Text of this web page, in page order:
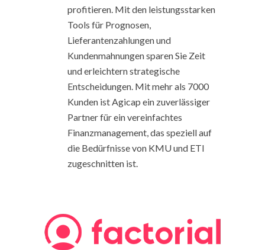
profitieren. Mit den leistungsstarken
Tools für Prognosen,
Lieferantenzahlungen und
Kundenmahnungen sparen Sie Zeit
und erleichtern strategische
Entscheidungen. Mit mehr als 7000
Kunden ist Agicap ein zuverlässiger
Partner für ein vereinfachtes
Finanzmanagement, das speziell auf
die Bedürfnisse von KMU und ETI
zugeschnitten ist.